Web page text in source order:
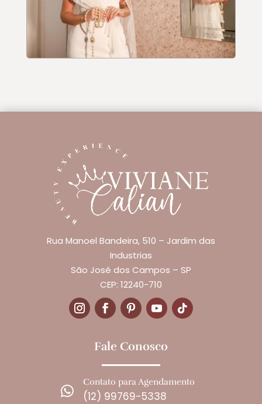
Rua Manoel Bandeira, 510 – Jardim das
Industrias
São José dos Campos – SP
CEP: 12240-710
Fale Conosco

Contato para Agendamento
(12) 99769-5338